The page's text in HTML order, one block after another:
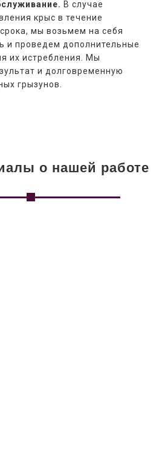
В случае
крыс в течение
мы возьмем на себя
и проведем дополнительные
их истребления. Мы
и долговременную
грызунов.
о нашей работе